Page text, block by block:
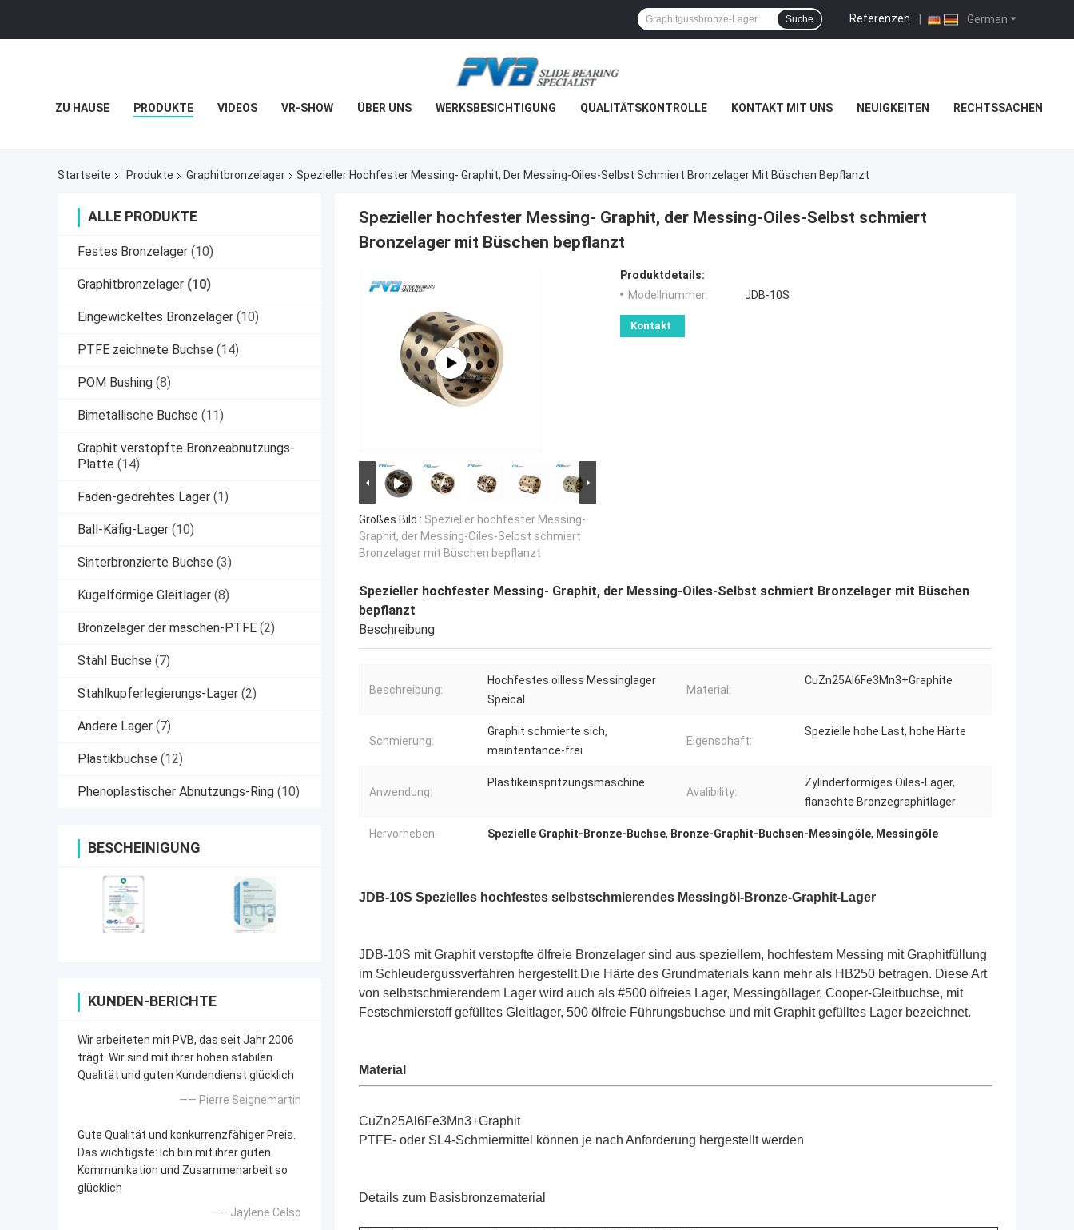
German
Referenzen |
Suche
ZU HAUSE PRODUKTE VIDEOS VR-SHOW ÜBER UNS WERKSBESICHTIGUNG QUALITÄTSKONTROLLE KONTAKT MIT UNS NEUIGKEITEN RECHTSSACHEN
Startseite Produkte Graphitbronzelager Spezieller Hochfester Messing- Graphit, Der Messing-Oiles-Selbst Schmiert Bronzelager Mit Büschen Bepflanzt
ALLE PRODUKTE
Festes Bronzelager (10)
Graphitbronzelager (10)
Eingewickeltes Bronzelager (10)
PTFE zeichnete Buchse (14)
POM Bushing (8)
Bimetallische Buchse (11)
Graphit verstopfte Bronzeabnutzungs-
Platte (14)
Faden-gedrehtes Lager (1)
Ball-Käfig-Lager (10)
Sinterbronzierte Buchse (3)
Kugelförmige Gleitlager (8)
Bronzelager der maschen-PTFE (2)
Stahl Buchse (7)
Stahlkupferlegierungs-Lager (2)
Andere Lager (7)
Plastikbuchse (12)
Phenoplastischer Abnutzungs-Ring (10)
BESCHEINIGUNG
KUNDEN-BERICHTE
Wir arbeiteten mit PVB, das seit Jahr 2006
trägt. Wir sind mit ihrer hohen stabilen
Qualität und guten Kundendienst glücklich
—— Pierre Seignemartin
Gute Qualität und konkurrenzfähiger Preis.
Das wichtigste: Ich bin mit ihrer guten
Kommunikation und Zusammenarbeit so
glücklich
—— Jaylene Celso
Spezieller hochfester Messing- Graphit, der Messing-Oiles-Selbst schmiert
Bronzelager mit Büschen bepflanzt
Großes Bild : Spezieller hochfester Messing-
Graphit, der Messing-Oiles-Selbst schmiert
Bronzelager mit Büschen bepflanzt
Produktdetails:
Modellnummer:
JDB-10S
Kontakt
Spezieller hochfester Messing- Graphit, der Messing-Oiles-Selbst schmiert Bronzelager mit Büschen
bepflanzt
Beschreibung
Beschreibung:
Hochfestes oilless Messinglager
Speical
Material:
CuZn25Al6Fe3Mn3+Graphite
Schmierung:
Graphit schmierte sich,
maintentance-frei
Eigenschaft:
Spezielle hohe Last, hohe Härte
Anwendung:
Plastikeinspritzungsmaschine
Avalibility:
Zylinderförmiges Oiles-Lager,
flanschte Bronzegraphitlager
Hervorheben: Spezielle Graphit-Bronze-Buchse, Bronze-Graphit-Buchsen-Messingöle, Messingöle
JDB-10S Spezielles hochfestes selbstschmierendes Messingöl-Bronze-Graphit-Lager
JDB-10S mit Graphit verstopfte ölfreie Bronzelager sind aus speziellem, hochfestem Messing mit Graphitfüllung
im Schleudergussverfahren hergestellt.Die Härte des Grundmaterials kann mehr als HB250 betragen. Diese Art
von selbstschmierendem Lager wird auch als #500 ölfreies Lager, Messingöllager, Cooper-Gleitbuchse, mit
Festschmierstoff gefülltes Gleitlager, 500 ölfreie Führungsbuchse und mit Graphit gefülltes Lager bezeichnet.
Material
CuZn25Al6Fe3Mn3+Graphit
PTFE- oder SL4-Schmiermittel können je nach Anforderung hergestellt werden
Details zum Basisbronzematerial